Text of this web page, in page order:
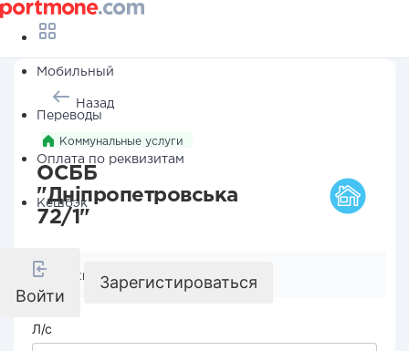
Мобильный
Переводы
Оплата по реквизитам
Кешбэк
Войти
Зарегистироваться
Назад
Коммунальные услуги
ОСББ
"Дніпропетровська
72/1"
Реквизиты компании
Л/с